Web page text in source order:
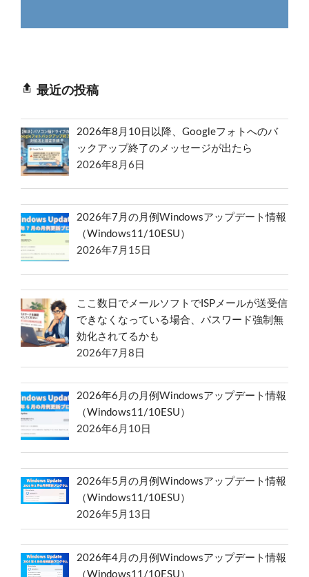
最近の投稿
2026年8月10日以降、Googleフォトへのバ
ックアップ終了のメッセージが出たら
2026年8月6日
2026年7月の月例Windowsアップデート情報
（Windows11/10ESU）
2026年7月15日
ここ数日でメールソフトでISPメールが送受信
できなくなっている場合、パスワード強制無
効化されてるかも
2026年7月8日
2026年6月の月例Windowsアップデート情報
（Windows11/10ESU）
2026年6月10日
2026年5月の月例Windowsアップデート情報
（Windows11/10ESU）
2026年5月13日
2026年4月の月例Windowsアップデート情報
（Windows11/10ESU）